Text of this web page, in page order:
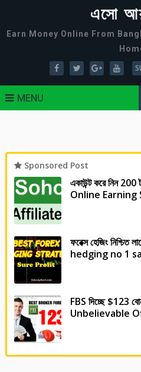
এসো
Earn Money Online From
MENU
Sponsored Post
একাউন্ট করে নিন 200
Online
ফরেক্স হেজিং
hedging no 1
FBS দিচ্ছে $123
Unbelievable